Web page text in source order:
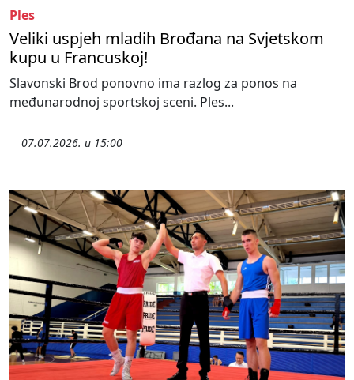
Ples
Veliki uspjeh mladih Brođana na Svjetskom
kupu u Francuskoj!
Slavonski Brod ponovno ima razlog za ponos na
međunarodnoj sportskoj sceni. Ples...
07.07.2026. u 15:00